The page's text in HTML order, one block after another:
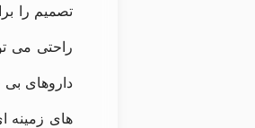
تصمیم را
راحتی می
داروهای
های زمینه